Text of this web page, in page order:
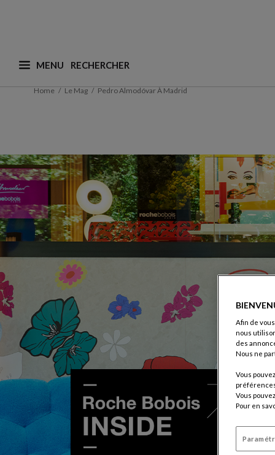
MENU
Que recherchez-vous ? (nous adaptons les
Home Le Mag Pedro Almodóvar À Madrid
Afin de
nous
des
Nous ne
Vous
Vous
Pour en